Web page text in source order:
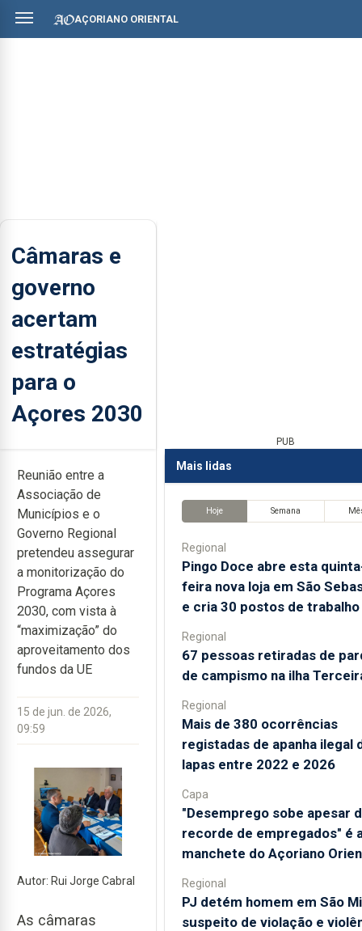
AÇORIANO ORIENTAL
Câmaras e
governo
acertam
estratégias
para o
Açores 2030
Reunião entre a
Associação de
Municípios e o
Governo Regional
pretendeu assegurar
a monitorização do
Programa Açores
2030, com vista à
“maximização” do
aproveitamento dos
fundos da UE
15 de jun. de 2026,
09:59
Autor: Rui Jorge Cabral
As câmaras
PUB
Mais lidas
Hoje Semana
Regional
Pingo Doce abre esta
feira nova loja em São
e cria 30 postos de trabalho
Regional
67 pessoas retiradas de
de campismo na ilha
Regional
Mais de 380 ocorrências
registadas de apanha ilegal
lapas entre 2022 e 2026
Capa
"Desemprego sobe apesar
recorde de empregados" é
manchete do Açoriano
Regional
PJ detém homem em São
suspeito de violação e